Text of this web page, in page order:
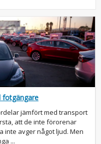
fotgängare
jämfört med transport
att de inte förorenar
inte avger något ljud. Men
...